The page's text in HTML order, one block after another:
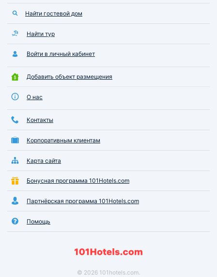
обедать с комфортом. Очень
уютное место для двоих.
Найти гостевой дом
Найти тур
Войти в личный кабинет
Добавить объект размещения
О нас
Контакты
Корпоративным клиентам
Карта сайта
Бонусная программа 101Hotels.com
Партнёрская программа 101Hotels.com
Помощь
© 2026 101hotels.com.